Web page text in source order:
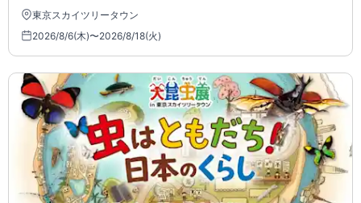
東京スカイツリータウン
2026/8/6(木)〜2026/8/18(火)